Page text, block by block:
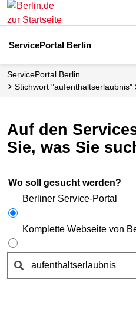
ServicePortal Berlin
ServicePortal Berlin
Stichwort "aufenthaltserlaubnis"
Auf den
Sie, was Sie
Wo soll gesucht werden?
Berliner Service-Portal
Komplette Webseite von